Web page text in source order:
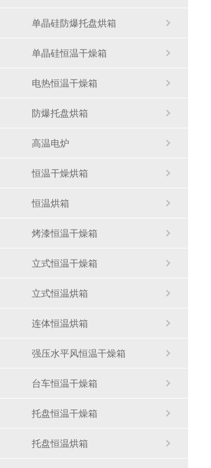
单晶硅防爆托盘烘箱
单晶硅恒温干燥箱
电热恒温干燥箱
防爆托盘烘箱
高温电炉
恒温干燥烘箱
恒温烘箱
烤漆恒温干燥箱
立式恒温干燥箱
立式恒温烘箱
连体恒温烘箱
强压水平风恒温干燥箱
台车恒温干燥箱
托盘恒温干燥箱
托盘恒温烘箱